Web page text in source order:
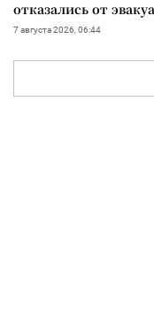
отказались от
7 августа 2026, 06:44